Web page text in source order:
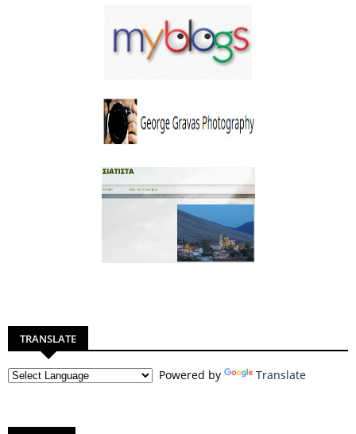
TRANSLATE
Powered by Translate